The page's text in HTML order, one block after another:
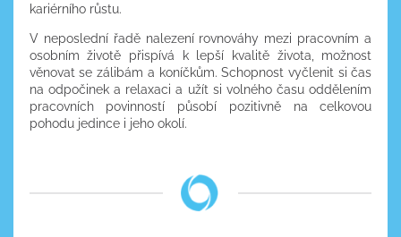
kariérního růstu.
V neposlední řadě nalezení rovnováhy mezi pracovním a
osobním životě přispívá k lepší kvalitě života, možnost
věnovat se zálibám a koníčkům. Schopnost vyčlenit si čas
na odpočinek a relaxaci a užít si volného času oddělením
pracovních povinností působí pozitivně na celkovou
pohodu jedince i jeho okolí.